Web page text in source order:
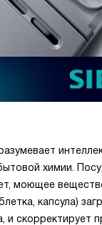
химии.
моющее
капсула)
и скорректирует